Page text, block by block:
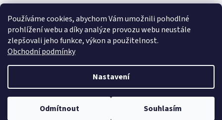
Používáme cookies, abychom Vám umožnili pohodlné
prohlížení webu a díky analýze provozu webu neustále
zlepšovali jeho funkce, výkon a použitelnost.
Obchodní podmínky
Nastavení
Odmítnout Souhlasím